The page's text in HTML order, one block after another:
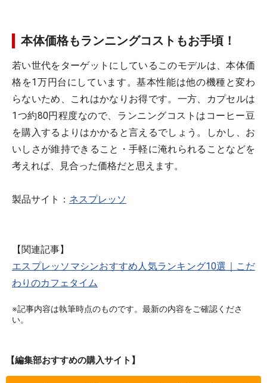
本体価格もランニングコストもお手頃！
若い世代をターゲットにしているこのモデルは、本体価
格を1万円台にしています。基本性能は他の機種と変わ
らないため、これはかなりお得です。一方、カプセルは
1つ約80円程度なので、ランニングコストはコーヒー豆
を購入するよりはかかると言えるでしょう。しかし、お
いしさが維持できること・手軽に淹れられることなどを
考えれば、見合った価格だと思えます。
製品サイト： ネスプレッソ
【関連記事】
エスプレッソマシンおすすめ人気ランキング10選｜こだ
わりのカフェタイム
※記事内容は執筆時点のものです。最新の内容をご確認くださ
い。
【編集部おすすめの購入サイト】